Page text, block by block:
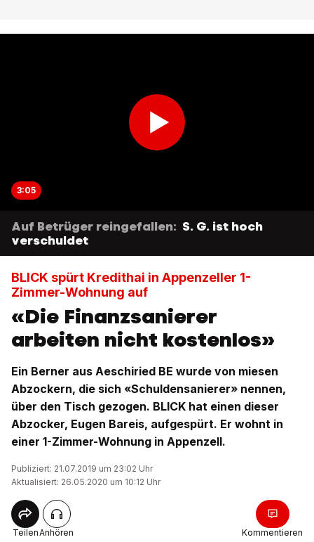
3:05
Auf Betrüger reingefallen: S. G. ist hoch
verschuldet
BLICK spürt Kredithai in Appenzeller 1-
Zimmer-Wohnung auf
«Die Finanzsanierer
arbeiten nicht kostenlos»
Ein Berner aus Aeschiried BE wurde von miesen
Abzockern, die sich «Schuldensanierer» nennen,
über den Tisch gezogen. BLICK hat einen dieser
Abzocker, Eugen Bareis, aufgespürt. Er wohnt in
einer 1-Zimmer-Wohnung in Appenzell.
Publiziert: 21.07.2019 um 23:02 Uhr
Aktualisiert: 26.05.2020 um 10:12 Uhr
TeilenAnhören Kommentieren